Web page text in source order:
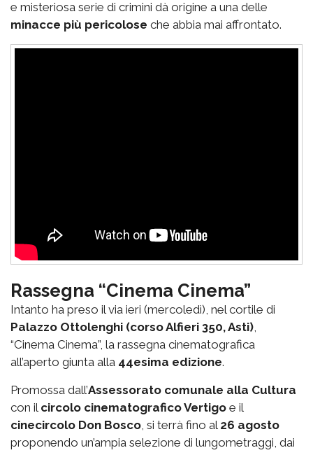
e misteriosa serie di crimini dà origine a una delle
minacce più pericolose che abbia mai affrontato.
Rassegna “Cinema Cinema”
Intanto ha preso il via ieri (mercoledì), nel cortile di
Palazzo Ottolenghi (corso Alfieri 350, Asti)
“Cinema Cinema”, la rassegna cinematografica
all’aperto giunta alla 44esima edizione.
Promossa dall’Assessorato comunale alla Cultura
con il circolo cinematografico Vertigo e il
cinecircolo Don Bosco , si terrà fino al 26 agosto
proponendo un’ampia selezione di lungometraggi, dai